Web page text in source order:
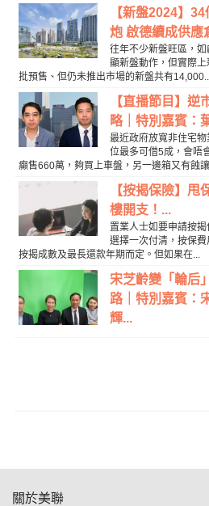
【新盤2024】
炮 啟德續成供應
往年不少新盤旺區，
顯新盤動作，但實際
批預售、但仍未推出市場的新盤共有14,000...
【直播節目】逆
略｜特別嘉賓：
最近政府放寬非住宅
位最多可借5成，會唔
癲售660萬，夠買上車盤，另一邊箱又有蝕讓
【按揭保險】甩
樓開支！...
置業人士如要申請按
選擇一次付清，按保
按揭成數及最長還款年期而定。但如果在...
宋芝齡變「輪后
路｜特別嘉賓：
輝...
關於美聯